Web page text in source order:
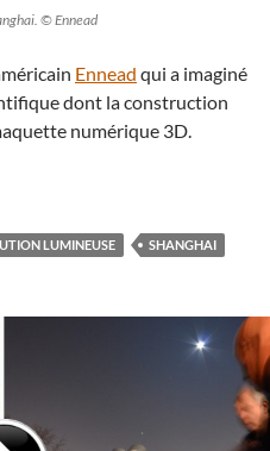
© Ennead
Ennead qui a imaginé
dont la construction
numérique 3D.
construit le plus grand
LUMINEUSE SHANGHAI